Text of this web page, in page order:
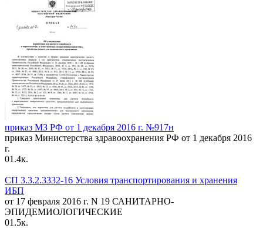
приказ МЗ РФ от 1 декабря 2016 г. №917н
приказ Министерства здравоохранения РФ от 1 декабря 2016
г.
01.4к.
СП 3.3.2.3332-16 Условия транспортирования и хранения
ИБП
от 17 февраля 2016 г. N 19 САНИТАРНО-
ЭПИДЕМИОЛОГИЧЕСКИЕ
01.5к.